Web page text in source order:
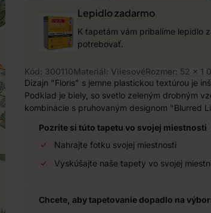
Lepidlo zadarmo
K tapetám vám pribalíme lepidlo
potrebovať.
Kód: 300110Materiál: VliesovéRozmer: 52 x 1
Dizajn "Floris" s jemne plastickou textúrou je
Podklad je biely, so svetlo zeleným drobným
kombinácie s pruhovaným designom "Blurred
Pozrite si túto tapetu vo svojej miestnosti
Nahrajte fotku svojej miestnosti
Vyskúšajte naše tapety vo svojej
Chcete, aby tapetovanie dopadlo na